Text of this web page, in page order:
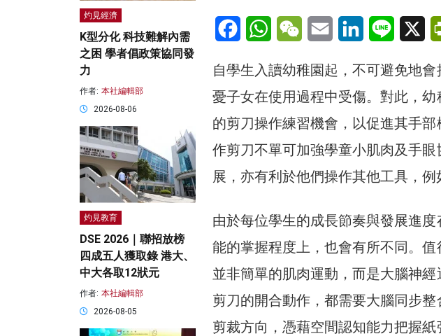
FacebookWhatsAppWeChatEmail LinkedInLine X
自學生入讀幼稚園起，不可避免地
憂子女在使用過程中受傷。對此，
的剪刀操作練習機會，以促進其手
作剪刀不單可加強學童小肌肉及手
展，亦有利於他們操作其他工具，例
由於每位學生的成長節奏與發展進
能的掌握程度上，也會有所不同。
並非簡單的肌肉運動，而是大腦神
剪刀的開合動作，都需要大腦同步
剪裁方向，憑藉空間認知能力把握
灼見經濟
K型分化 科技難解內需
之困 學者倡政策協同發
力
作者: 本社編輯部
2026-08-06
灼見教育
DSE 2026｜聯招放榜
四成五人獲取錄 港大、
中大各取12狀元
作者: 本社編輯部
2026-08-05